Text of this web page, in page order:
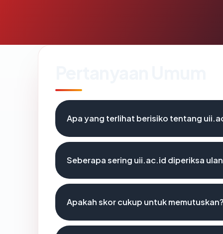
Apa yang terlihat berisiko tentang
Seberapa sering uii.ac.id diperiksa
Apakah skor cukup untuk